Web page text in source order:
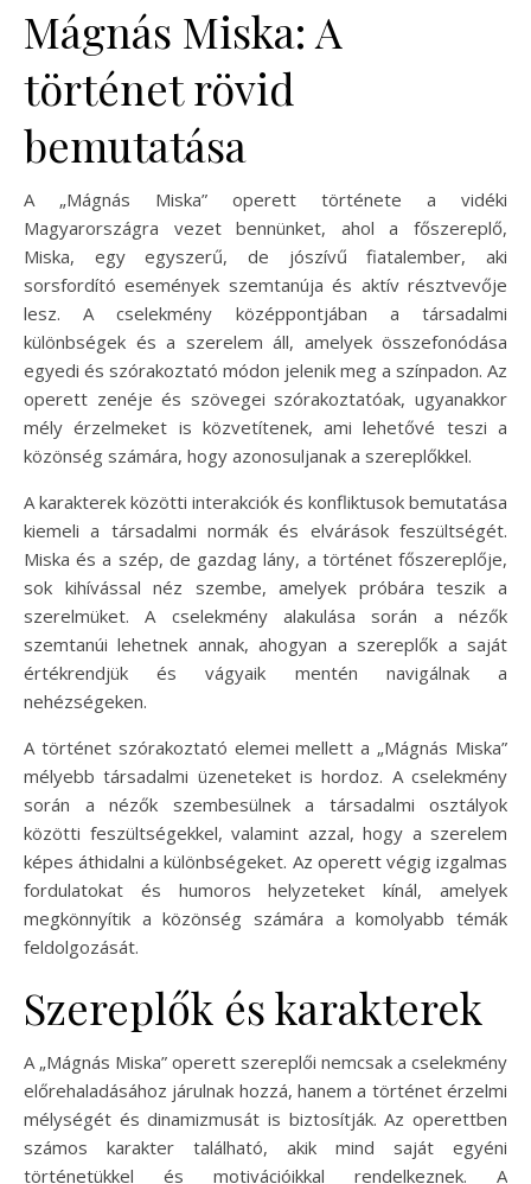
Mágnás Miska: A
történet rövid
bemutatása
A „Mágnás Miska” operett története a vidéki
Magyarországra vezet bennünket, ahol a főszereplő,
Miska, egy egyszerű, de jószívű fiatalember, aki
sorsfordító események szemtanúja és aktív résztvevője
lesz. A cselekmény középpontjában a társadalmi
különbségek és a szerelem áll, amelyek összefonódása
egyedi és szórakoztató módon jelenik meg a színpadon. Az
operett zenéje és szövegei szórakoztatóak, ugyanakkor
mély érzelmeket is közvetítenek, ami lehetővé teszi a
közönség számára, hogy azonosuljanak a szereplőkkel.
A karakterek közötti interakciók és konfliktusok bemutatása
kiemeli a társadalmi normák és elvárások feszültségét.
Miska és a szép, de gazdag lány, a történet főszereplője,
sok kihívással néz szembe, amelyek próbára teszik a
szerelmüket. A cselekmény alakulása során a nézők
szemtanúi lehetnek annak, ahogyan a szereplők a saját
értékrendjük és vágyaik mentén navigálnak a
nehézségeken.
A történet szórakoztató elemei mellett a „Mágnás Miska”
mélyebb társadalmi üzeneteket is hordoz. A cselekmény
során a nézők szembesülnek a társadalmi osztályok
közötti feszültségekkel, valamint azzal, hogy a szerelem
képes áthidalni a különbségeket. Az operett végig izgalmas
fordulatokat és humoros helyzeteket kínál, amelyek
megkönnyítik a közönség számára a komolyabb témák
feldolgozását.
Szereplők és karakterek
A „Mágnás Miska” operett szereplői nemcsak a cselekmény
előrehaladásához járulnak hozzá, hanem a történet érzelmi
mélységét és dinamizmusát is biztosítják. Az operettben
számos karakter található, akik mind saját egyéni
történetükkel és motivációikkal rendelkeznek. A